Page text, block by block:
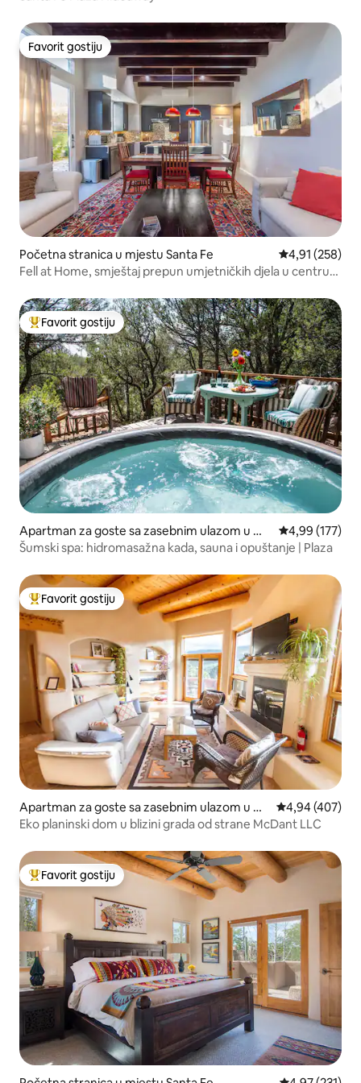
Favorit gostiju
Favorit gostiju
Početna stranica u mjestu Santa Fe prosječna
4,91 (258)
Fell at Home, smještaj prepun umjetničkih djela u centru
Glavni favorit gostiju
Favorit gostiju
Apartman za goste sa zasebnim ulazom u mj
estu Santa Fe
prosječna
4,99 (177)
Šumski spa: hidromasažna kada, sauna i opuštanje | Plaza
Glavni favorit gostiju
Favorit gostiju
Apartman za goste sa zasebnim ulazom u mj
estu Santa Fe
prosječna
4,94 (407)
Eko planinski dom u blizini grada od strane McDant LLC
Glavni favorit gostiju
Favorit gostiju